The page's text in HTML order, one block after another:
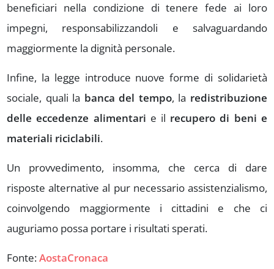
beneficiari nella condizione di tenere fede ai loro
impegni, responsabilizzandoli e salvaguardando
maggiormente la dignità personale.
Infine, la legge introduce nuove forme di solidarietà
sociale, quali la banca del tempo, la redistribuzione
delle eccedenze alimentari e il recupero di beni e
materiali riciclabili.
Un provvedimento, insomma, che cerca di dare
risposte alternative al pur necessario assistenzialismo,
coinvolgendo maggiormente i cittadini e che ci
auguriamo possa portare i risultati sperati.
Fonte:AostaCronaca